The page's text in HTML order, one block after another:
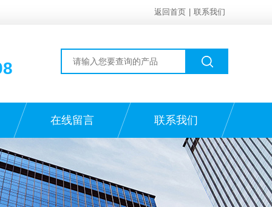
返回首页 联系我们
在线留言 联系我们